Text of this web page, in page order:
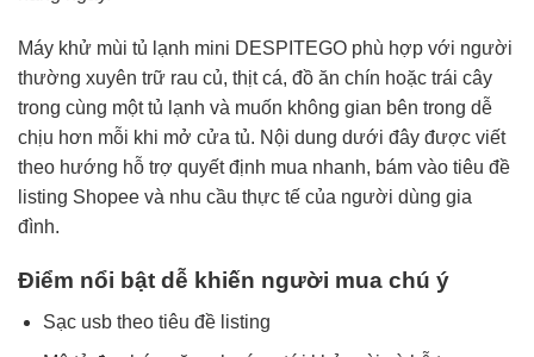
Máy khử mùi tủ lạnh mini DESPITEGO phù hợp với người
thường xuyên trữ rau củ, thịt cá, đồ ăn chín hoặc trái cây
trong cùng một tủ lạnh và muốn không gian bên trong dễ
chịu hơn mỗi khi mở cửa tủ. Nội dung dưới đây được viết
theo hướng hỗ trợ quyết định mua nhanh, bám vào tiêu đề
listing Shopee và nhu cầu thực tế của người dùng gia
đình.
Điểm nổi bật dễ khiến người mua chú ý
Sạc usb theo tiêu đề listing